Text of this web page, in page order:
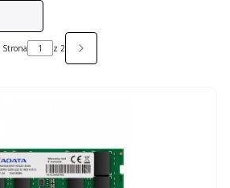
Strona z 2 NASTĘPNE PRODUKTY